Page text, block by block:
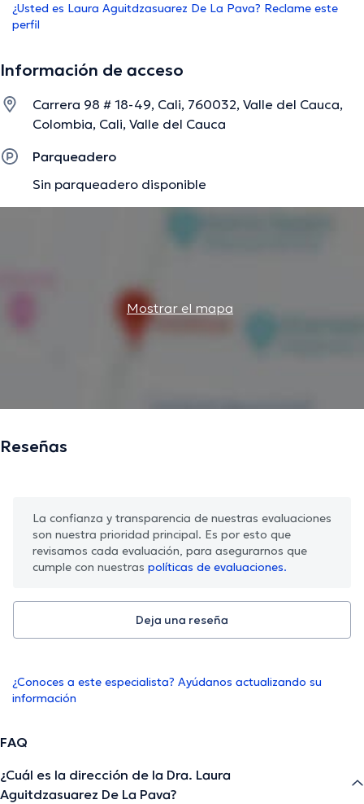
¿Usted es Laura Aguitdzasuarez De La Pava? Reclame este
perfil
Información de acceso
Carrera 98 # 18-49, Cali, 760032, Valle del Cauca,
Colombia, Cali, Valle del Cauca
Parqueadero
Sin parqueadero disponible
Mostrar el mapa
Reseñas
La confianza y transparencia de nuestras evaluaciones
son nuestra prioridad principal. Es por esto que
revisamos cada evaluación, para asegurarnos que
cumple con nuestras políticas de evaluaciones.
Deja una reseña
¿Conoces a este especialista? Ayúdanos actualizando su
información
FAQ
¿Cuál es la dirección de la Dra. Laura
Aguitdzasuarez De La Pava?